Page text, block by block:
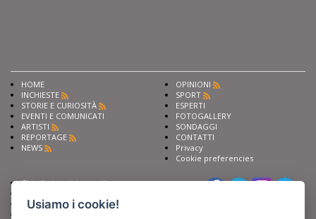
HOME
INCHIESTE
STORIE E CURIOSITÀ
EVENTI E COMUNICATI
ARTISTI
REPORTAGE
NEWS
OPINIONI
SPORT
ESPERTI
FOTOGALLERY
SONDAGGI
CONTATTI
Privacy
Cookie preferencies
Chiedi ai nostri esperti
Fai pubblicità con noi
Usiamo i cookie!